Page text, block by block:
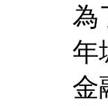
為
年
金